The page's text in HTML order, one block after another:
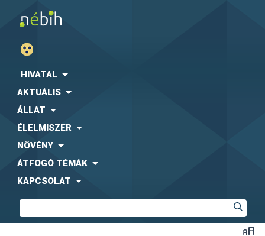
HIVATAL
AKTUÁLIS
ÁLLAT
ÉLELMISZER
NÖVÉNY
ÁTFOGÓ TÉMÁK
KAPCSOLAT